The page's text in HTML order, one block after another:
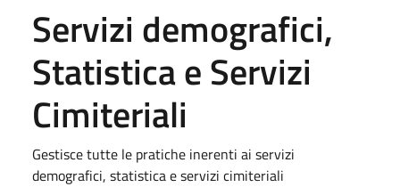
Servizi demografici,
Statistica e Servizi
Cimiteriali
Gestisce tutte le pratiche inerenti ai servizi
demografici, statistica e servizi cimiteriali